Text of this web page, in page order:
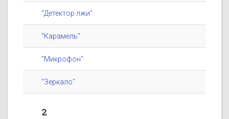
"Детектор лжи"
"Карамель"
"Микрофон"
"Зеркало"
2